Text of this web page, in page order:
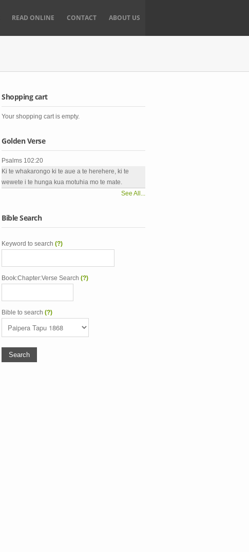
READ ONLINE CONTACT ABOUT US
Shopping cart
Your shopping cart is empty.
Golden Verse
Psalms 102:20
Ki te whakarongo ki te aue a te herehere, ki te
wewete i te hunga kua motuhia mo te mate.
See All...
Bible Search
Keyword to search (?)
Book:Chapter:Verse Search (?)
Bible to search (?)